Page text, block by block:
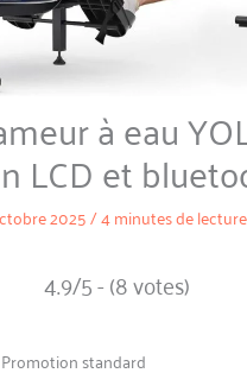
à eau
LCD et
2025/4 minutes de lecture
4.9/5 - (8 votes)